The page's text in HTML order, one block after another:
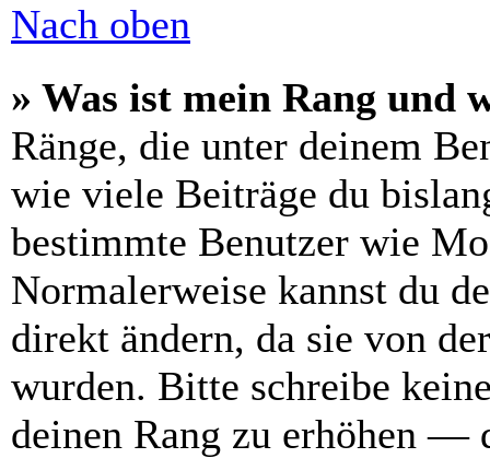
Nach oben
» Was ist mein Rang und
Ränge, die unter deinem
wie viele Beiträge du
bestimmte Benutzer wie
Normalerweise kannst du
direkt ändern, da sie von
wurden. Bitte schreibe
deinen Rang zu erhöhen —